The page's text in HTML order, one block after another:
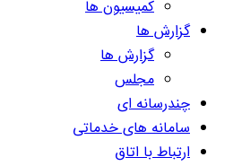
کمیسیون ها
گزارش ها
گزارش ها
مجلس
چندرسانه ای
سامانه های خدماتی
ارتباط با اتاق